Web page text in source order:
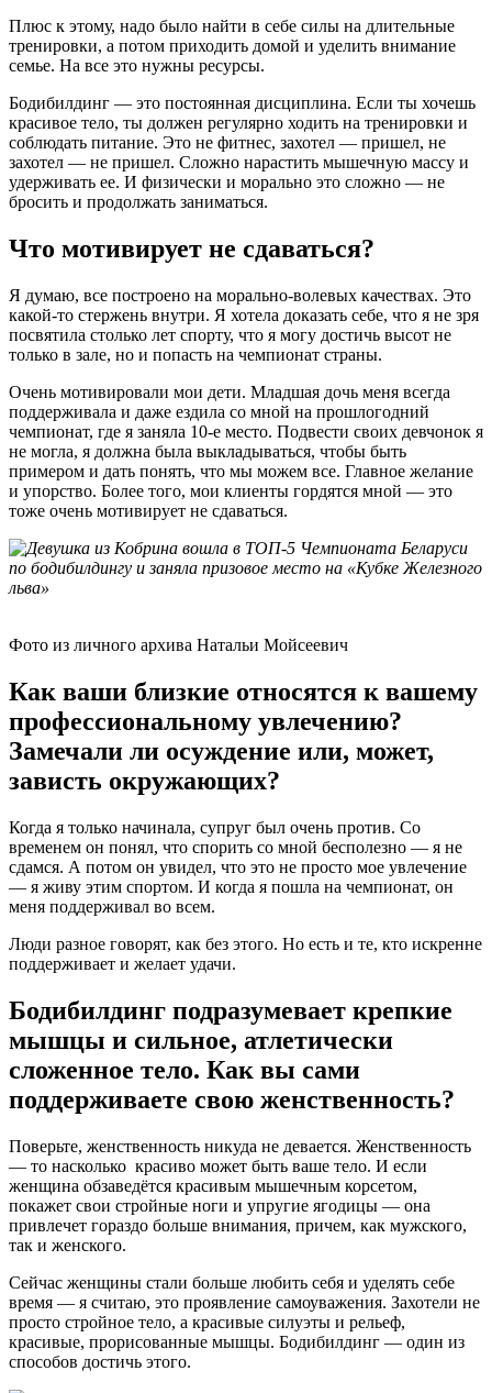
Плюс к этому, надо было найти в себе силы на длительные
тренировки, а потом приходить домой и уделить внимание
семье. На все это нужны ресурсы.
Бодибилдинг — это постоянная дисциплина. Если ты хочешь
красивое тело, ты должен регулярно ходить на тренировки и
соблюдать питание. Это не фитнес, захотел — пришел, не
захотел — не пришел. Сложно нарастить мышечную массу и
удерживать ее. И физически и морально это сложно — не
бросить и продолжать заниматься.
Что мотивирует не сдаваться?
Я думаю, все построено на морально-волевых качествах. Это
какой-то стержень внутри. Я хотела доказать себе, что я не зря
посвятила столько лет спорту, что я могу достичь высот не
только в зале, но и попасть на чемпионат страны.
Очень мотивировали мои дети. Младшая дочь меня всегда
поддерживала и даже ездила со мной на прошлогодний
чемпионат, где я заняла 10-е место. Подвести своих девчонок я
не могла, я должна была выкладываться, чтобы быть
примером и дать понять, что мы можем все. Главное желание
и упорство. Более того, мои клиенты гордятся мной — это
тоже очень мотивирует не сдаваться.
Фото из личного архива Натальи Мойсеевич
Как ваши близкие относятся к вашему
профессиональному увлечению?
Замечали ли осуждение или, может,
зависть окружающих?
Когда я только начинала, супруг был очень против. Со
временем он понял, что спорить со мной бесполезно — я не
сдамся. А потом он увидел, что это не просто мое увлечение
— я живу этим спортом. И когда я пошла на чемпионат, он
меня поддерживал во всем.
Люди разное говорят, как без этого. Но есть и те, кто искренне
поддерживает и желает удачи.
Бодибилдинг подразумевает крепкие
мышцы и сильное, атлетически
сложенное тело. Как вы сами
поддерживаете свою женственность?
Поверьте, женственность никуда не девается. Женственность
— то насколько красиво может быть ваше тело. И если
женщина обзаведётся красивым мышечным корсетом,
покажет свои стройные ноги и упругие ягодицы — она
привлечет гораздо больше внимания, причем, как мужского,
так и женского.
Сейчас женщины стали больше любить себя и уделять себе
время — я считаю, это проявление самоуважения. Захотели не
просто стройное тело, а красивые силуэты и рельеф,
красивые, прорисованные мышцы. Бодибилдинг — один из
способов достичь этого.